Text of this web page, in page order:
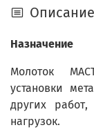
Описание
Назначение
Молоток
установки
других
нагрузок.